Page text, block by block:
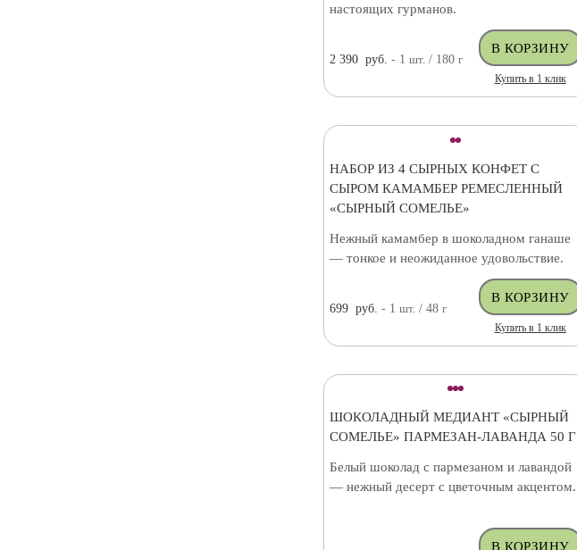
настоящих гурманов.
2 390 руб. - 1 шт./ 180 г
Купить в 1 клик
НАБОР ИЗ 4 СЫРНЫХ КОНФЕТ С
СЫРОМ КАМАМБЕР РЕМЕСЛЕННЫЙ
«СЫРНЫЙ СОМЕЛЬЕ»
Нежный камамбер в шоколадном ганаше
— тонкое и неожиданное удовольствие.
699 руб. - 1 шт./ 48 г
Купить в 1 клик
ШОКОЛАДНЫЙ МЕДИАНТ «СЫРНЫЙ
СОМЕЛЬЕ» ПАРМЕЗАН-ЛАВАНДА 50 Г
Белый шоколад с пармезаном и лавандой
— нежный десерт с цветочным акцентом.